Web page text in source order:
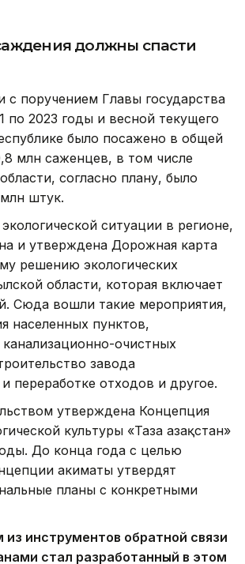
должны спасти
с поручением Главы государства
по 2023 годы и весной текущего
было посажено в общей
млн саженцев, в том числе
согласно плану, было
штук.
ситуации в регионе,
и утверждена Дорожная карта
решению экологических
области, которая включает
Сюда вошли такие мероприятия,
населенных пунктов,
канализационно-очистных
завода
переработке отходов и другое.
утверждена Концепция
культуры «Таза Қазақстан»
До конца года с целью
акиматы утвердят
планы с конкретными
инструментов обратной связи
стал разработанный в этом